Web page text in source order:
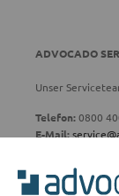
ADVOCADO
Unser
Telefon:0800
E-Mail: